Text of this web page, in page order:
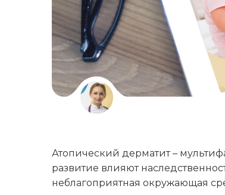
Атопический дерматит –
развитие влияют
неблагоприятная окружающая